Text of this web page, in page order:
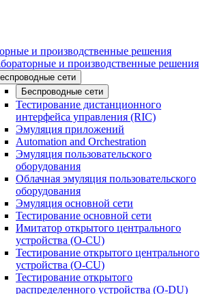
и производственные решения
и производственные решения
сети
Беспроводные сети
Тестирование дистанционного
интерфейса управления (RIC)
Эмуляция приложений
Automation and Orchestration
Эмуляция пользовательского
оборудования
Облачная эмуляция пользовательского
оборудования
Эмуляция основной сети
Тестирование основной сети
Имитатор открытого центрального
устройства (O-CU)
Тестирование открытого центрального
устройства (O-CU)
Тестирование открытого
распределенного устройства (O-DU)